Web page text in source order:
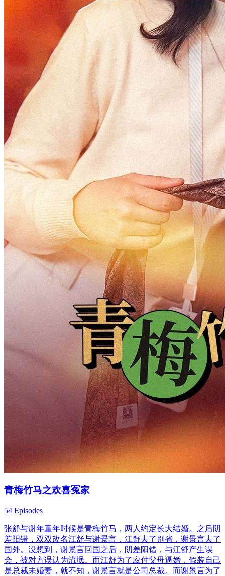
青梅竹马之欢喜冤家
54 Episodes
张舒与谢年童年时候是青梅竹马，两人约定长大结婚。之后阴
差阳错，双双改名江舒与谢景言，江舒去了别省，谢景言去了
国外。没想到，谢景言回国之后，阴差阳错，与江舒产生误
会，被对方误认为流氓。而江舒为了应付父母逼婚，假装自己
是总裁未婚妻，就不知，谢景言就是公司总裁。而谢景言为了